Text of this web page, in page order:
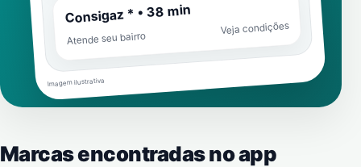
Consigaz * • 38 min
Atende seu bairro
Veja condições
Imagem ilustrativa
Marcas encontradas no app